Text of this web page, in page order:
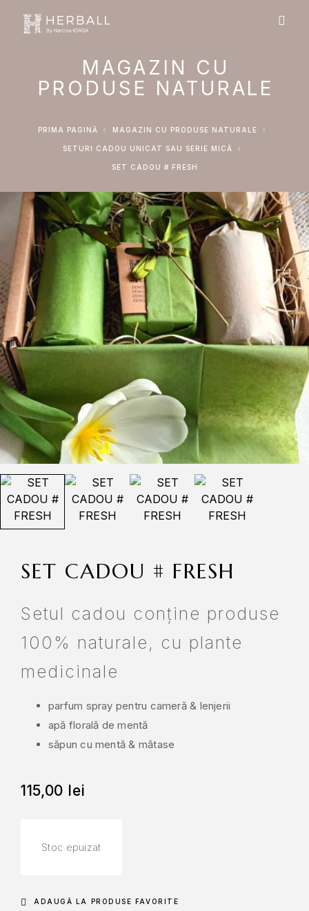
MAGAZIN CU
PRODUSE NATURALE
PRIMA PAGINĂ MAGAZIN CU PRODUSE NATURALE
SETURI CADOU UNICAT SAU SERIE MICĂ
SET CADOU # FRESH
SET CADOU # FRESH
Setul cadou conține produse
100% naturale, cu plante
medicinale
parfum spray pentru cameră & lenjerii
apă florală de mentă
săpun cu mentă & mătase
115,00 lei
Stoc epuizat
ADAUGĂ LA PRODUSE FAVORITE